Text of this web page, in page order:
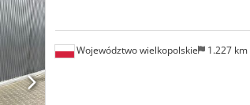
Województwo wielkopolskie 1.227 km